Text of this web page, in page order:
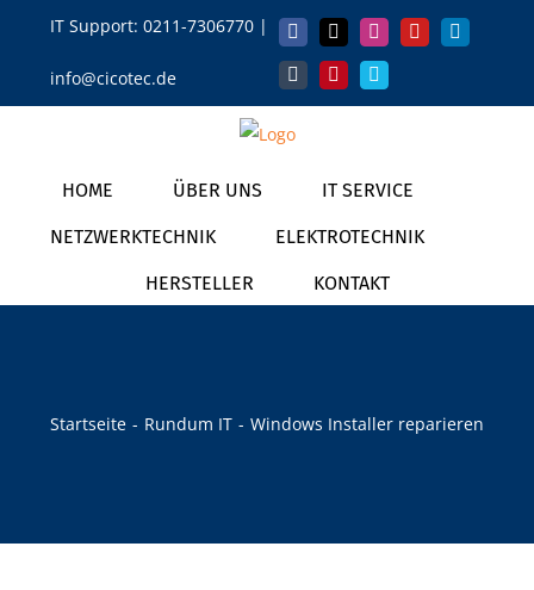
springen
IT Support: 0211-7306770|
info@cicotec.de
Facebook
X InstagramYouTubeLinkedIn
TumblrPinterestVimeo
HOME ÜBER UNS IT SERVICE
NETZWERKTECHNIK ELEKTROTECHNIK
HERSTELLER KONTAKT
Startseite Rundum IT Windows Installer reparieren